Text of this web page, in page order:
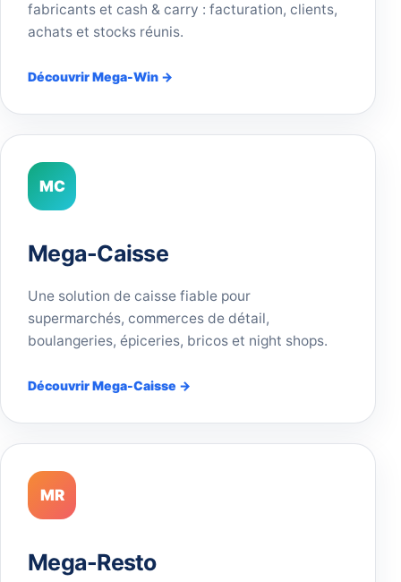
fabricants et cash & carry : facturation, clients,
achats et stocks réunis.
Découvrir Mega-Win →
MC
Mega-Caisse
Une solution de caisse fiable pour
supermarchés, commerces de détail,
boulangeries, épiceries, bricos et night shops.
Découvrir Mega-Caisse →
MR
Mega-Resto